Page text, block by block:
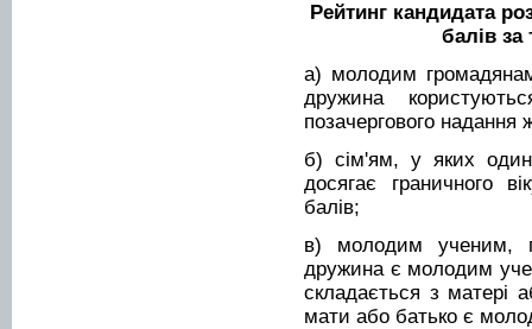
Рейтинг кандидата
балів за
а) молодим
дружина
позачергового
б) сім'ям, у яких
досягає граничного
балів;
в) молодим ученим,
дружина є молодим
складається з матері
мати або батько є